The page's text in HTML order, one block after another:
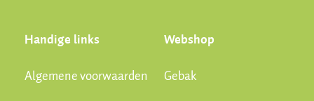
Handige links
Algemene voorwaarden
Webshop
Gebak